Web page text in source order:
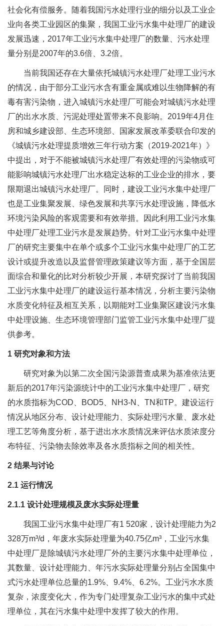
社会化有偿服务。随着我国污水处理行业的细分以及工业企
业向各类工业园区的集聚，我国工业污水集中处理厂的建设
发展迅速，2017年工业污水集中处理厂的数量、污水处理
量分别是2007年的3.6倍、3.2倍。
当前我国还存在大量依托城镇污水处理厂处理工业污水
的情况，由于部分工业污水含有重金属或难以生物降解的有
毒有害污染物，进入城镇污水处理厂可能会对城镇污水处理
厂的出水水质、污泥处理处置带来不良影响。2019年4月住
房和城乡建设部、生态环境部、国家发展改革委联合印发的
《城镇污水处理提质增效三年行动方案（2019-2021年）》
中提出，对于不能被城镇污水处理厂有效处理的污染物或可
能影响城镇污水处理厂出水稳定达标的工业企业的排水，要
限期退出城镇污水处理厂。同时，建设工业污水集中处理厂
也是工业集聚发展、绿色发展和共享污水处理设施，降低水
环境污染风险的客观需要和有效举措。因此利用工业污水集
中处理厂处理工业污水是发展趋势。针对工业污水集中处理
厂的研究主要集中在单个或多个工业污水集中处理厂的工艺
设计或提升改造以及监督管理政策建议等方面，基于全国层
面综合和量化的比对分析较少开展，本研究探讨了当前我国
工业污水集中处理厂的建设运行基本情况，分析主要污染物
水质变化特征及相互关系，以期能对工业集聚区建设污水集
中处理设施、生态环境管理部门监管工业污水集中处理厂提
供参考。
1 研究对象和方法
研究对象为以第二次全国污染源普查成果为基准依法更
新后的2017年污染源统计中的工业污水集中处理厂，研究
的水质指标为COD、BOD5、NH3-N、TN和TP。建设运行
情况从地区分布、设计处理能力、实际处理污水量、废水处
理工艺等角度分析，基于进出水水质情况来评估水质浓度分
布特征、污染物去除效率及各水质指标之间的相关性。
2 结果与讨论
2.1 运行情况
2.1.1 设计处理规模及废水实际处理量
我国工业污水集中处理厂有1 520家，设计处理能力为2
328万m³/d，年废水实际处理量为40.75亿m³，工业污水集
中处理厂是除城镇污水处理厂外的主要污水集中处理单位，
其数量、设计处理能力、年污水实际处理量分别占全国集中
式污水处理单位总量的1.9%、9.4%、6.2%。工业污水水质
复杂，浓度变化大，作为专门处理复杂工业污水的集中式处
理单位，其在污水集中处理中发挥了较大的作用。